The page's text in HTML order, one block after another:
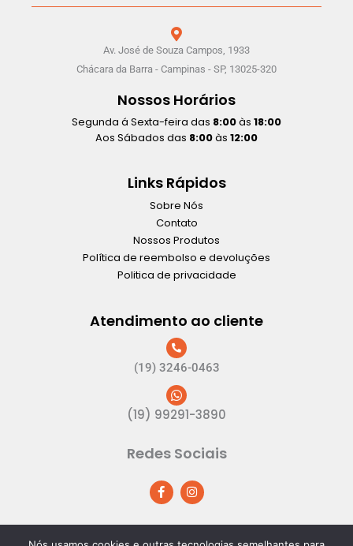
Av. José de Souza Campos, 1933
Chácara da Barra - Campinas - SP, 13025-320
Nossos Horários
Segunda á Sexta-feira das 8:00às 18:00
Aos Sábados das 8:00às 12:00
Links Rápidos
Sobre Nós
Contato
Nossos Produtos
Política de reembolso e devoluções
Politica de privacidade
Atendimento ao cliente
(19) 3246-0463
(19) 99291-3890
Redes Sociais
F
a
c
e
I
n
s
t